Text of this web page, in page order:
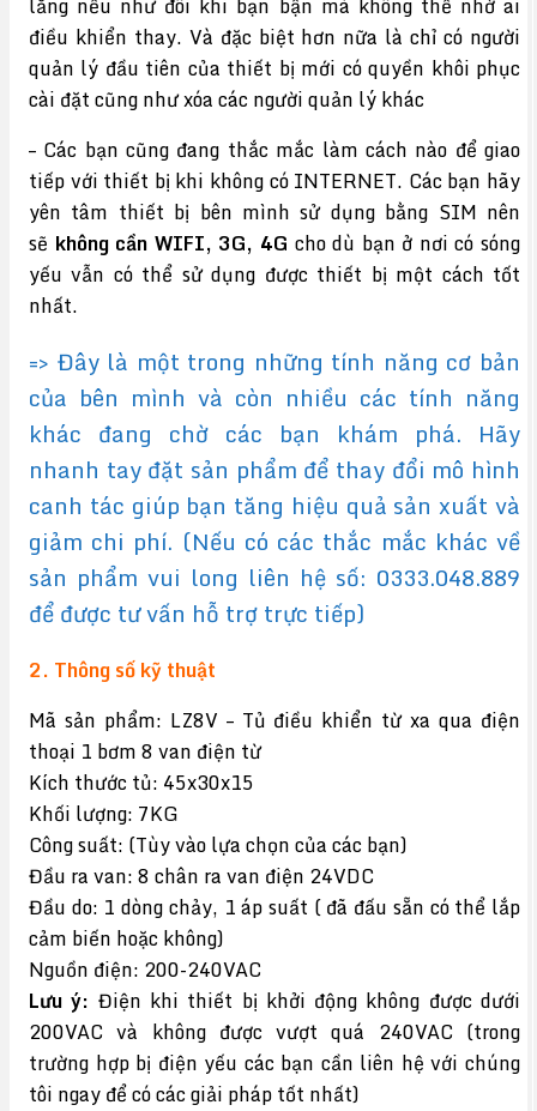
điều khiển thay. Và đặc biệt hơn nữa là chỉ có người
quản lý đầu tiên của thiết bị mới có quyền khôi phục
cài đặt cũng như xóa các người quản lý khác
– Các bạn cũng đang thắc mắc làm cách nào để giao
tiếp với thiết bị khi không có INTERNET. Các bạn hãy
yên tâm thiết bị bên mình sử dụng bằng SIM nên
sẽ không cần WIFI, 3G, 4G cho dù bạn ở nơi có sóng
yếu vẫn có thể sử dụng được thiết bị một cách tốt
nhất.
=> Đây là một trong những tính năng cơ bản
của bên mình và còn nhiều các tính năng
khác đang chờ các bạn khám phá. Hãy
nhanh tay đặt sản phẩm để thay đổi mô hình
canh tác giúp bạn tăng hiệu quả sản xuất và
giảm chi phí. (Nếu có các thắc mắc khác về
sản phẩm vui long liên hệ số: 0333.048.889
để được tư vấn hỗ trợ trực tiếp)
2. Thông số kỹ thuật
Mã sản phẩm: LZ8V – Tủ điều khiển từ xa qua điện
thoại 1 bơm 8 van điện từ
Kích thước tủ: 45x30x15
Khối lượng: 7KG
Công suất: (Tùy vào lựa chọn của các bạn)
Đầu ra van: 8 chân ra van điện 24VDC
Đầu do: 1 dòng chảy, 1 áp suất ( đã đấu sẵn có thể lắp
cảm biến hoặc không)
Nguồn điện: 200-240VAC
Lưu ý: Điện khi thiết bị khởi động không được dưới
200VAC và không được vượt quá 240VAC (trong
trường hợp bị điện yếu các bạn cần liên hệ với chúng
tôi ngay để có các giải pháp tốt nhất)